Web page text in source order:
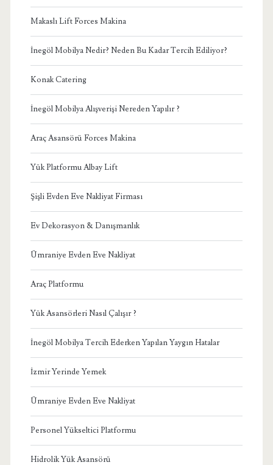
Makaslı Lift Forces Makina
İnegöl Mobilya Nedir? Neden Bu Kadar Tercih Ediliyor?
Konak Catering
İnegöl Mobilya Alışverişi Nereden Yapılır ?
Araç Asansörü Forces Makina
Yük Platformu Albay Lift
Şişli Evden Eve Nakliyat Firması
Ev Dekorasyon & Danışmanlık
Ümraniye Evden Eve Nakliyat
Araç Platformu
Yük Asansörleri Nasıl Çalışır ?
İnegöl Mobilya Tercih Ederken Yapılan Yaygın Hatalar
İzmir Yerinde Yemek
Ümraniye Evden Eve Nakliyat
Personel Yükseltici Platformu
Hidrolik Yük Asansörü